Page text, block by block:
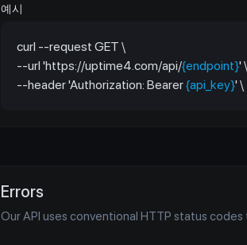
예시
curl --request GET \
--url 'https://uptime4.com/api/{endpoint}' \
--header 'Authorization: Bearer{api_key}' \
Errors
Our API uses conventional HTTP status